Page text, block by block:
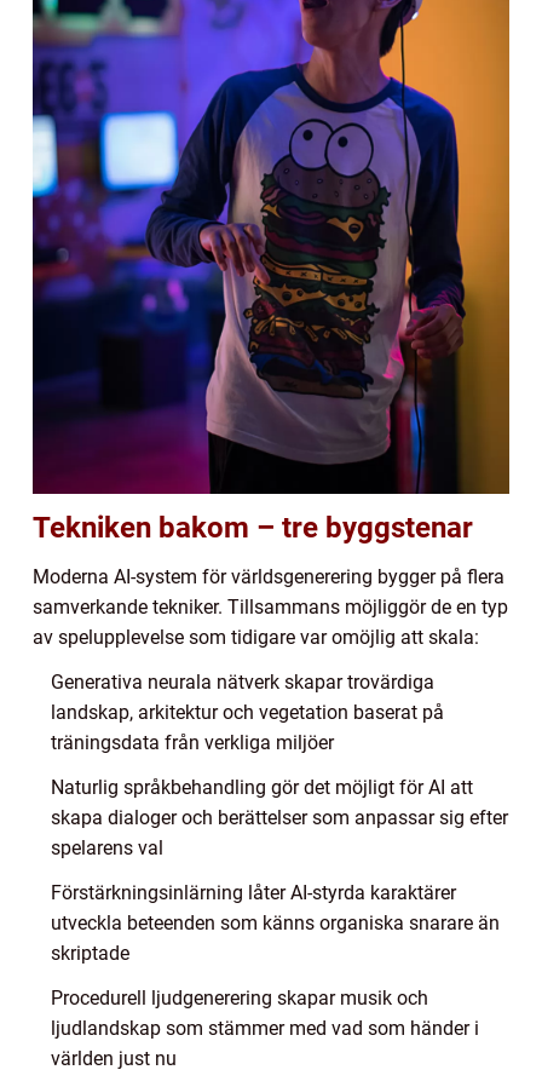
Tekniken bakom – tre byggstenar
Moderna AI-system för världsgenerering bygger på flera
samverkande tekniker. Tillsammans möjliggör de en typ
av spelupplevelse som tidigare var omöjlig att skala:
Generativa neurala nätverk skapar trovärdiga
landskap, arkitektur och vegetation baserat på
träningsdata från verkliga miljöer
Naturlig språkbehandling gör det möjligt för AI att
skapa dialoger och berättelser som anpassar sig efter
spelarens val
Förstärkningsinlärning låter AI-styrda karaktärer
utveckla beteenden som känns organiska snarare än
skriptade
Procedurell ljudgenerering skapar musik och
ljudlandskap som stämmer med vad som händer i
världen just nu